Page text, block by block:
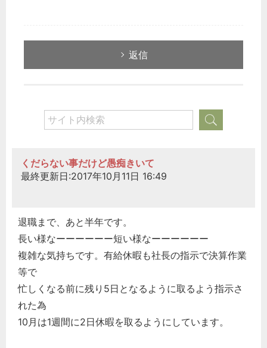
返信
くだらない事だけど愚痴きいて
最終更新日:2017年10月11日 16:49
退職まで、あと半年です。
長い様なーーーーーー短い様なーーーーーー
複雑な気持ちです。有給休暇も社長の指示で決算作業
等で
忙しくなる前に残り5日となるように取るよう指示さ
れた為
10月は1週間に2日休暇を取るようにしています。
労務管理
税務経理
経営の知恵
秘書のノウハウ